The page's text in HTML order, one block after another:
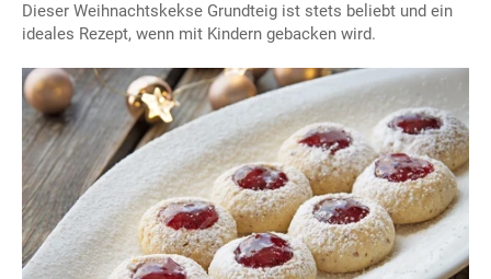
Dieser Weihnachtskekse Grundteig ist stets beliebt und ein
ideales Rezept, wenn mit Kindern gebacken wird.